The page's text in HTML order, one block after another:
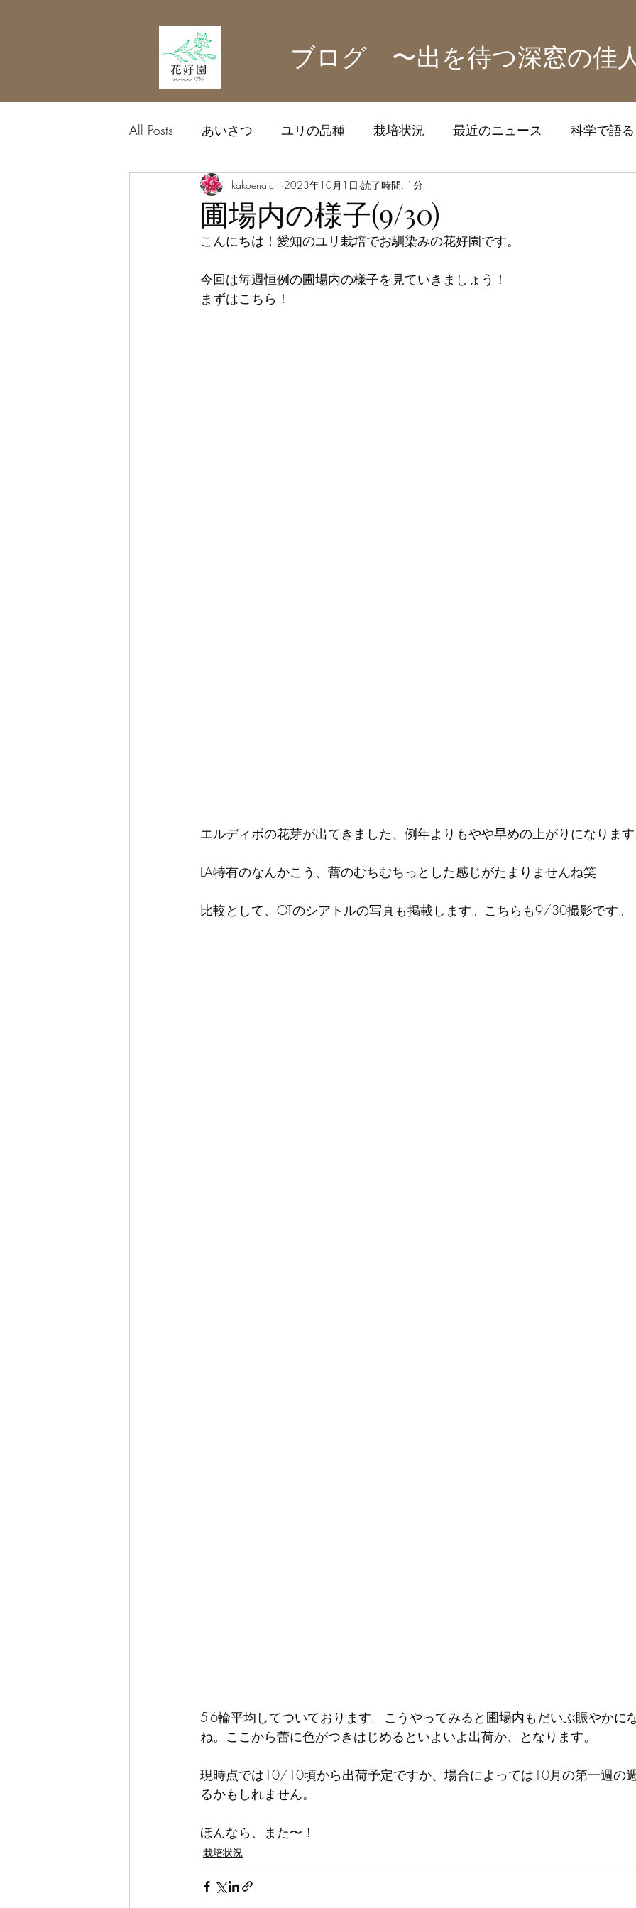
ブログ 〜出を待つ深窓の佳
All Posts あいさつ ユリの品種 栽培状況 最近のニュース 科学で語
農業資材 中日ドラゴンズ
圃場内の様子(9/30)
kakoenaichi 2023年10月1日 読了時間: 1分
こんにちは！愛知のユリ栽培でお馴染みの花好園です。
今回は毎週恒例の圃場内の様子を見ていきましょう！
まずはこちら！
エルディボの花芽が出てきました、例年よりもやや早めの上がりになりま
LA特有のなんかこう、蕾のむちむちっとした感じがたまりませんね笑
比較として、OTのシアトルの写真も掲載します。こちらも9/30撮影です。
5-6輪平均してついております。こうやってみると圃場内もだいぶ賑やかに
ね。ここから蕾に色がつきはじめるといよいよ出荷か、となります。
現時点では10/10頃から出荷予定ですか、場合によっては10月の第一週の
るかもしれません。
ほんなら、また〜！
栽培状況